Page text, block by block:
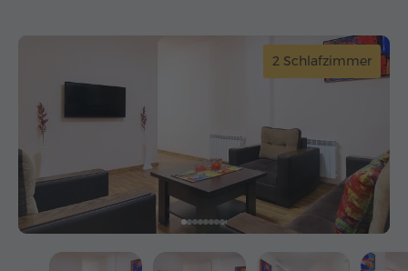
2 Schlafzimmer